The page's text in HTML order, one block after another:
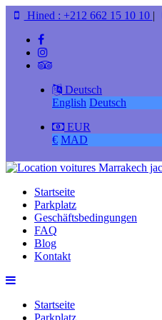
Hined : +212 662 15 10 10 |
Deutsch
English Deutsch
EUR
€ MAD
Startseite
Parkplatz
Geschäftsbedingungen
FAQ
Blog
Kontakt
Startseite
Parkplatz